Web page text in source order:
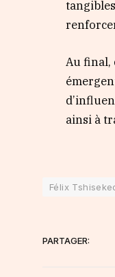
Au final,
ainsi à
Félix
PARTAGER: